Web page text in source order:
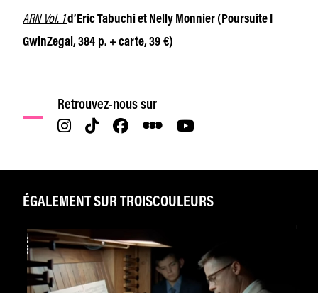
ARN Vol. 1d’Eric Tabuchi et Nelly Monnier (Poursuite I
GwinZegal, 384 p. + carte, 39 €)
Retrouvez-nous sur
ÉGALEMENT SUR TROISCOULEURS